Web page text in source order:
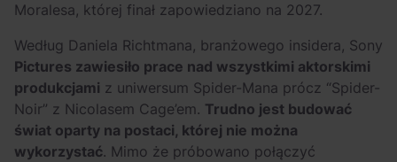
Moralesa, której finał zapowiedziano na 2027.
Według Daniela Richtmana, branżowego insidera, Sony
Pictures zawiesiło prace nad wszystkimi aktorskimi
produkcjami z uniwersum Spider-Mana prócz “Spider-
Noir” z Nicolasem Cage’em. Trudno jest budować
świat oparty na postaci, której nie można
wykorzystać. Mimo że próbowano połączyć